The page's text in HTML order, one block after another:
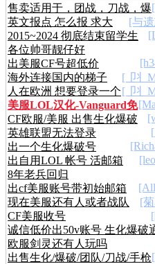
售卖适用于，团战，刀战，爆
破，幽灵，生化等模式使用。
[与
英文报点 怎么报 求大
佬！！
2015~2024 彻底结束留学生
涯了
各位帅哥靓仔好
出美服CF号超低价
[卩丬
海外连接国内的梯子
[卩丬
人在欧洲 想要登录一个
在大陆的服务器软件怎么解决
美服LOL汉化-Vanguard免
疫 2024/5/25
CF欧服/美服 出售生化爆破
全能号
英雄联盟无法登录
出一个生化爆破号
出自用LOL 帐号 活邮箱
8年老兵回归
出cf美服账号带初始邮箱
[
现在美服还有人或者战队
吗
CF美服收号
诚信低价出50v账号 生化爆破
用
欧服剑灵还有人玩吗
出售生化/爆破/团队/刀战/手枪